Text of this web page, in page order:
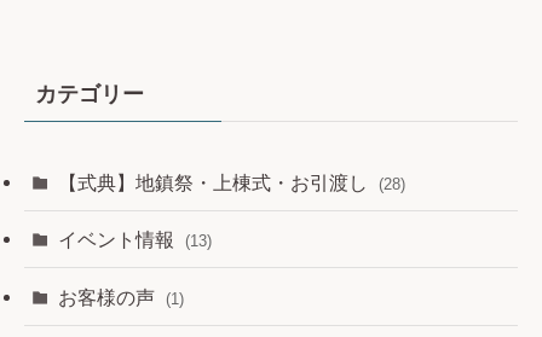
カテゴリー
【式典】地鎮祭・上棟式・お引渡し (28)
イベント情報 (13)
お客様の声 (1)